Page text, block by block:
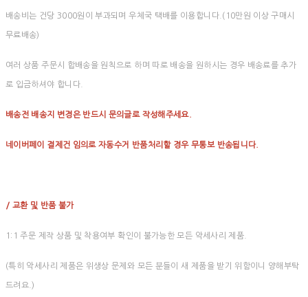
배송비는 건당 3000원이 부과되며 우체국 택배를 이용합니다.(10만원 이상 구매시
무료배송)
여러 상품 주문시 합배송을 원칙으로 하며 따로 배송을 원하시는 경우 배송료를 추가
로 입금하셔야 합니다.
배송전 배송지 변경은 반드시 문의글로 작성해주세요.
네이버페이 결제건 임의로 자동수거 반품처리할 경우 무통보 반송됩니다.
/ 교환 및 반품 불가
1:1 주문 제작 상품 및 착용여부 확인이 불가능한 모든 악세사리 제품.
(특히 악세사리 제품은 위생상 문제와 모든 분들이 새 제품을 받기 위함이니 양해부탁
드려요.)